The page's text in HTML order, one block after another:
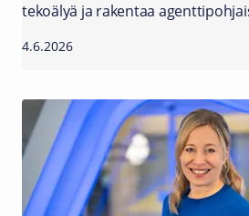
tekoälyä ja rakentaa
4.6.2026